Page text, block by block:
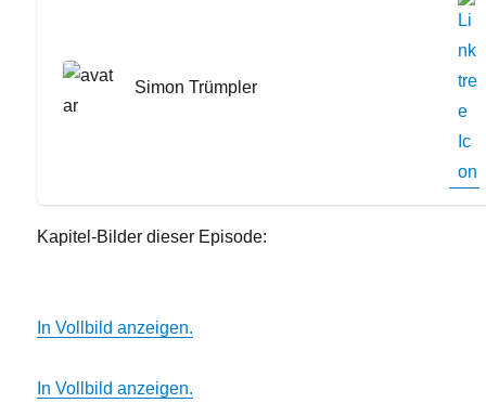
Simon Trümpler
Kapitel-Bilder dieser Episode:
In Vollbild anzeigen.
In Vollbild anzeigen.